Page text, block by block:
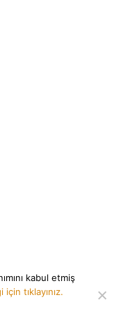
kabul etmiş
tıklayınız.